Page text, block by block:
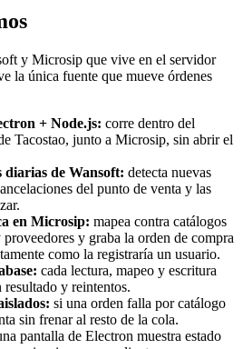
y Microsip que vive en el servidor
la única fuente que mueve órdenes
+ Node.js: corre dentro del
Tacostao, junto a Microsip, sin abrir el
diarias de Wansoft: detecta nuevas
del punto de venta y las
en Microsip: mapea contra catálogos
y graba la orden de compra
como la registraría un usuario.
cada lectura, mapeo y escritura
resultado y reintentos.
si una orden falla por catálogo
sin frenar al resto de la cola.
pantalla de Electron muestra estado